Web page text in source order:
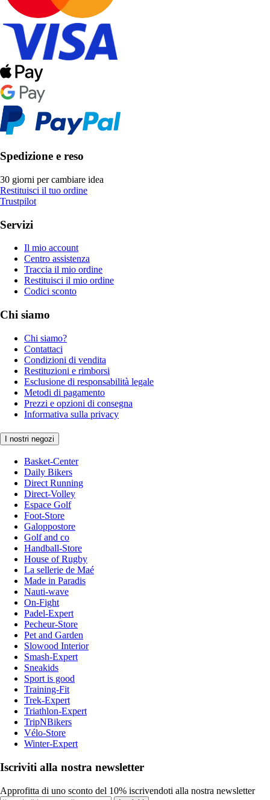
Spedizione e reso
30 giorni per cambiare idea
Restituisci il tuo ordine
Trustpilot
Servizi
Il mio account
Centro assistenza
Traccia il mio ordine
Restituisci il mio ordine
Codici sconto
Chi siamo
Chi siamo?
Contattaci
Condizioni di vendita
Restituzioni e rimborsi
Esclusione di responsabilità legale
Metodi di pagamento
Prezzi e opzioni di consegna
Informativa sulla privacy
I nostri negozi
Basket-Center
Daily Bikers
Direct Running
Direct-Volley
Espace Golf
Foot-Store
Galoppostore
Golf and co
Handball-Store
House of Rugby
La sellerie de Maé
Made in Paradis
Nauti-wave
On-Fight
Padel-Expert
Pecheur-Store
Pet and Garden
Slowood Interior
Smash-Expert
Sneakids
Sport is good
Training-Fit
Trek-Expert
Triathlon-Expert
TripNBikers
Vélo-Store
Winter-Expert
Iscriviti alla nostra newsletter
Approfitta di uno sconto del 10% iscrivendoti alla nostra newsletter